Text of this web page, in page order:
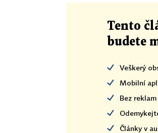
Tento
budete
Veškerý
Mobilní
Bez reklam
Články v